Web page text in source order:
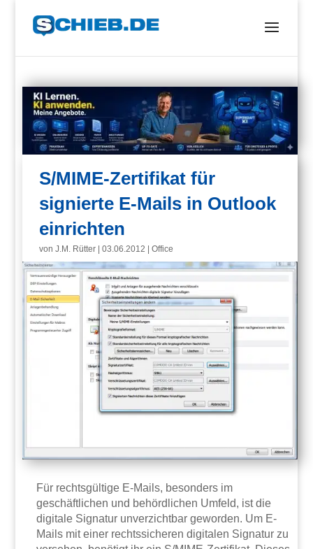
S/MIME-Zertifikat für
signierte E-Mails in Outlook
einrichten
vonJ.M. Rütter |03.06.2012 |Office
Für rechtsgültige E-Mails, besonders im
geschäftlichen und behördlichen Umfeld, ist die
digitale Signatur unverzichtbar geworden. Um E-
Mails mit einer rechtssicheren digitalen Signatur zu